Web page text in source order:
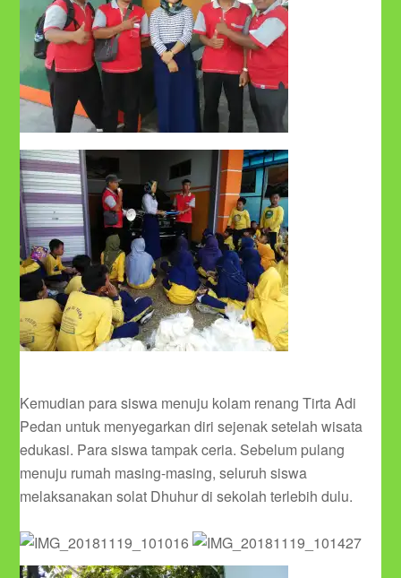
Kemudian para siswa menuju kolam renang Tirta Adi
Pedan untuk menyegarkan diri sejenak setelah wisata
edukasi. Para siswa tampak ceria. Sebelum pulang
menuju rumah masing-masing, seluruh siswa
melaksanakan solat Dhuhur di sekolah terlebih dulu.